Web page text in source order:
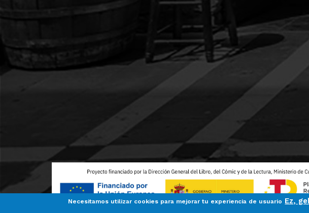
Necesitamos utilizar cookies para mejorar tu experiencia de usuario Ez,